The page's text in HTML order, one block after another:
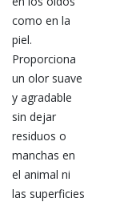
como en la
piel.
Proporciona
un olor suave
y agradable
sin dejar
residuos o
manchas en
el animal ni
las superficies